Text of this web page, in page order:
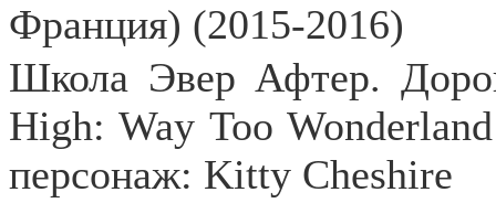
Франция) (2015-2016)
Школа Эвер Афтер.
High:Way Too Wonderland
персонаж: Kitty Cheshire